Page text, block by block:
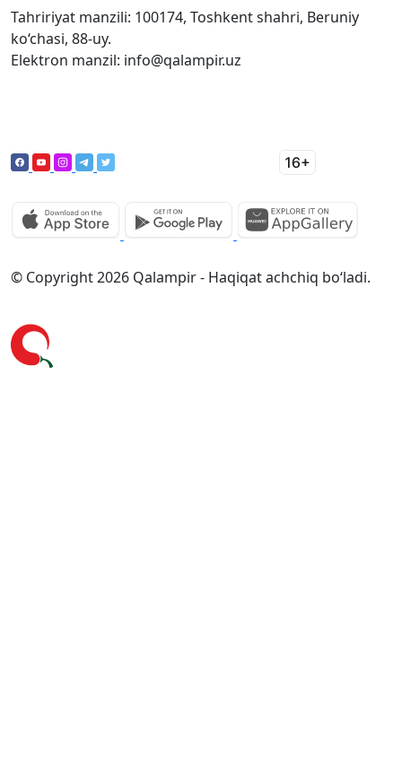
Tahririyat manzili: 100174, Toshkent shahri, Beruniy
ko‘chasi, 88-uy.
Elektron manzil: info@qalampir.uz
© Copyright 2026 Qalampir - Haqiqat achchiq bo‘ladi.